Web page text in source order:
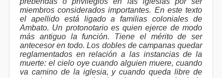
miembros considerados importantes. En este texto
el apellido está ligado a familias coloniales de
Ambato. Un protonotario es quien ejerce de modo
más antiguo la función. Tiene el mérito de ser
antecesor en todo. Los dobles de campanas quedar
reglamentados en relación a las instancias de la
muerte: el cielo oye cuando alguien muere, cuando
va camino de la iglesia, y cuando queda libre de